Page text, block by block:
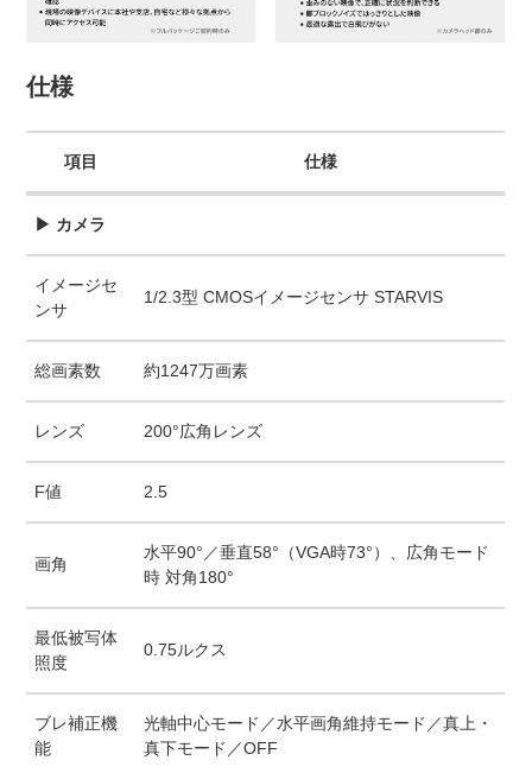
仕様
項目 仕様
▶ カメラ
イメージセ
ンサ
1/2.3型 CMOSイメージセンサ STARVIS
総画素数 約1247万画素
レンズ 200°広角レンズ
F値 2.5
画角
水平90°／垂直58°（VGA時73°）、広角モード
時 対角180°
最低被写体
照度
0.75ルクス
ブレ補正機
能
光軸中心モード／水平画角維持モード／真上・
真下モード／OFF